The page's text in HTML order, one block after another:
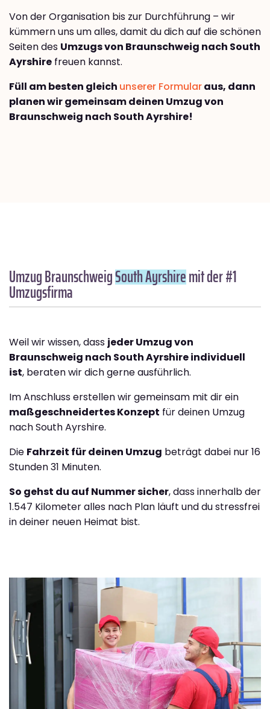
Von der Organisation bis zur Durchführung – wir
kümmern uns um alles, damit du dich auf die schönen
Seiten des Umzugs von Braunschweig nach South
Ayrshire freuen kannst.
Füll am besten gleich unserer Formularaus, dann
planen wir gemeinsam deinen Umzug von
Braunschweig nach South Ayrshire!
Umzug BraunschweigSouth Ayrshiremit der #1
Umzugsfirma
Weil wir wissen, dass jeder Umzug von
Braunschweig nach South Ayrshire individuell
ist, beraten wir dich gerne ausführlich.
Im Anschluss erstellen wir gemeinsam mit dir ein
maßgeschneidertes Konzept für deinen Umzug
nach South Ayrshire.
Die Fahrzeit für deinen Umzug beträgt dabei nur 16
Stunden 31 Minuten.
So gehst du auf Nummer sicher, dass innerhalb der
1.547 Kilometer alles nach Plan läuft und du stressfrei
in deiner neuen Heimat bist.